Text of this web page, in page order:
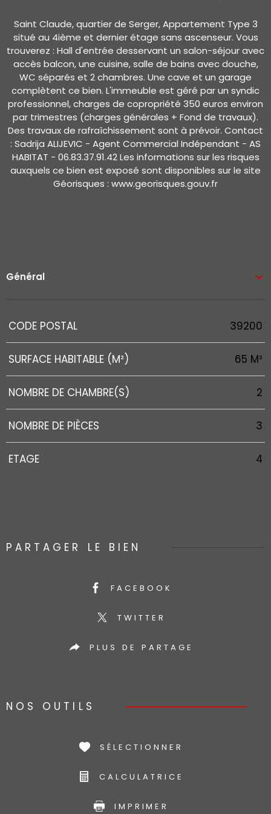
Saint Claude, quartier de Serger, Appartement Type 3
situé au 4ième et dernier étage sans ascenseur. Vous
trouverez : Hall d'entrée desservant un salon-séjour avec
accès balcon, une cuisine, salle de bains avec douche,
WC séparés et 2 chambres. Une cave et un garage
complètent ce bien. L'immeuble est géré par un syndic
professionnel, charges de copropriété 350 euros environ
par trimestres (charges générales + Fond de travaux).
Des travaux de rafraîchissement sont à prévoir. Contact
: Sadrija ALIJEVIC - Agent Commercial Indépendant - AS
HABITAT - 06.83.37.91.42 Les informations sur les risques
auxquels ce bien est exposé sont disponibles sur le site
Géorisques : www.georisques.gouv.fr
Général
Caractérisque
CODE POSTAL 39200
SURFACE HABITABLE (M²) 65 M²
NOMBRE DE CHAMBRE(S) 2
NOMBRE DE PIÈCES 3
ETAGE 4
PARTAGER LE BIEN
FACEBOOK
TWITTER
PLUS DE PARTAGE
NOS OUTILS
SÉLECTIONNER
CALCULATRICE
IMPRIMER